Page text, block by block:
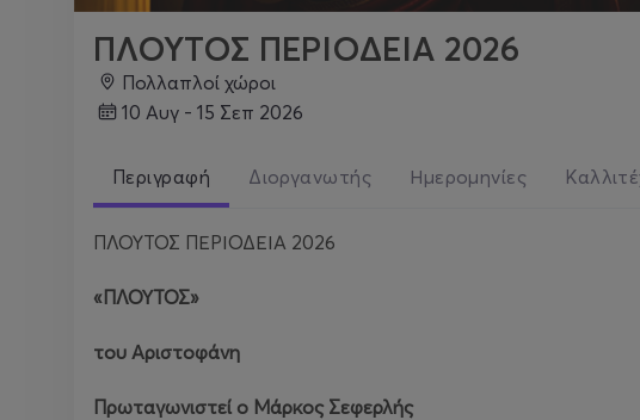
ΠΛΟΥΤΟΣ ΠΕΡΙΟΔΕΙΑ 2026
Πολλαπλοί χώροι
10 Αυγ - 15 Σεπ 2026
Περιγραφή Διοργανωτής Ημερομηνίες
ΠΛΟΥΤΟΣ ΠΕΡΙΟΔΕΙΑ 2026
«ΠΛΟΥΤΟΣ»
του Αριστοφάνη
Πρωταγωνιστεί ο Μάρκος Σεφερλής